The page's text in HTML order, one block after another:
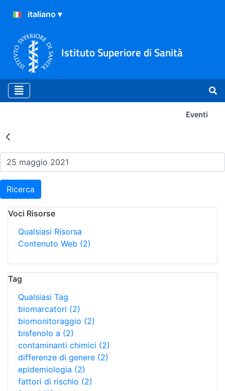
Istituto Superiore di Sanità
Eventi
Risultati della Ricerca -
Ricerca
Voci Risorse
Qualsiasi Risorsa
Contenuto Web (2)
Tag
Qualsiasi Tag
biomarcatori (2)
biomonitoraggio (2)
bisfenolo a (2)
contaminanti chimici (2)
differenze di genere (2)
epidemiologia (2)
fattori di rischio (2)